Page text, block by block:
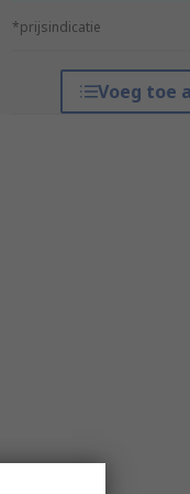
*prijsindicatie
Voeg toe